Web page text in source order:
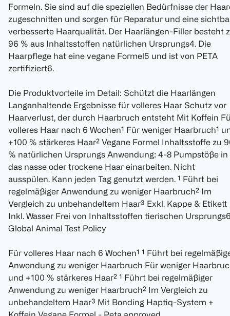
Formeln. Sie sind auf die speziellen Bedürfnisse der
zugeschnitten und sorgen für Reparatur und eine
verbesserte Haarqualität. Der Haarlängen-Filler besteht
96 % aus Inhaltsstoffen natürlichen Ursprungs4. Die
Haarpflege hat eine vegane Formel5 und ist von PETA
zertifiziert6.
Die Produktvorteile im Detail: Schützt die Haarlängen
Langanhaltende Ergebnisse für volleres Haar Schutz vor
Haarverlust, der durch Haarbruch entsteht Mit Koffein
volleres Haar nach 6 Wochen¹ Für weniger Haarbruch¹
+100 % stärkeres Haar² Vegane Formel Inhaltsstoffe zu
% natürlichen Ursprungs Anwendung: 4-8 Pumpstöße in
das nasse oder trockene Haar einarbeiten. Nicht
ausspülen. Kann jeden Tag genutzt werden. ¹ Führt bei
regelmäßiger Anwendung zu weniger Haarbruch² Im
Vergleich zu unbehandeltem Haar³ Exkl. Kappe & Etikett
Inkl. Wasser Frei von Inhaltsstoffen tierischen
Global Animal Test Policy
Für volleres Haar nach 6 Wochen¹ ¹ Führt bei
Anwendung zu weniger Haarbruch Für weniger
und +100 % stärkeres Haar² ¹ Führt bei regelmäßiger
Anwendung zu weniger Haarbruch² Im Vergleich zu
unbehandeltem Haar³ Mit Bonding Haptiq-System +